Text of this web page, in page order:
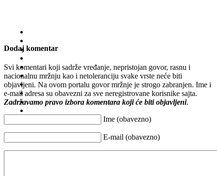
Dodaj komentar
Svi komentari koji sadrže vređanje, nepristojan govor, rasnu i
nacionalnu mržnju kao i netoleranciju svake vrste neće biti
objavljeni. Na ovom portalu govor mržnje je strogo zabranjen. Ime i
e-mail adresa su obavezni za sve neregistrovane korisnike sajta.
Zadržavamo pravo izbora komentara koji će biti objavljeni.
Ime (obavezno)
E-mail (obavezno)